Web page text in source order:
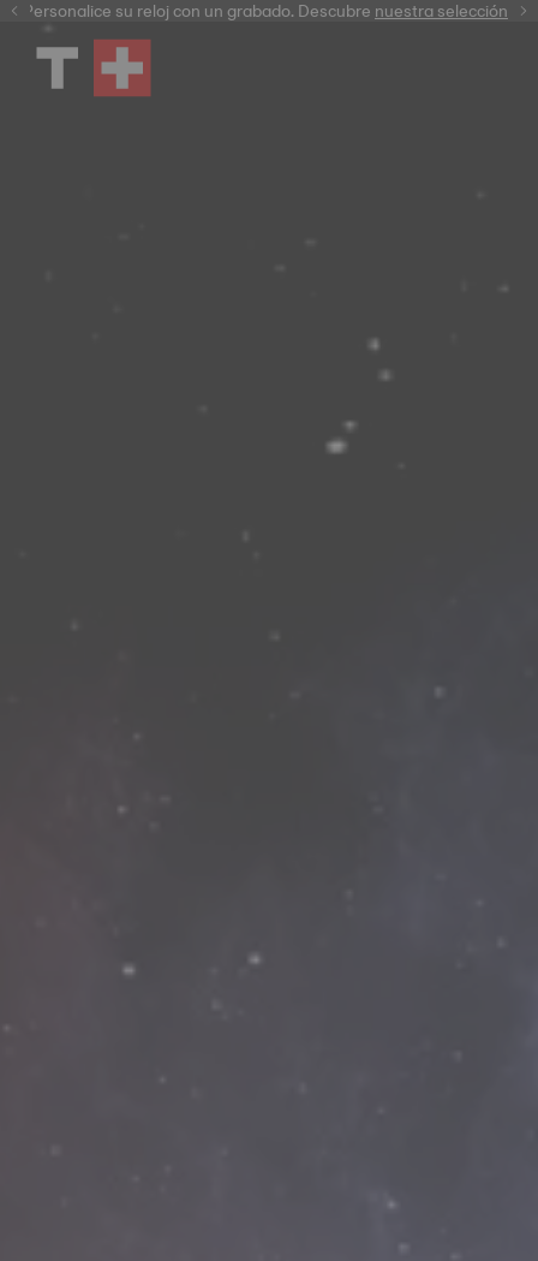
Personalice su reloj con un grabado. Descubrenuestra selección
garantía digital